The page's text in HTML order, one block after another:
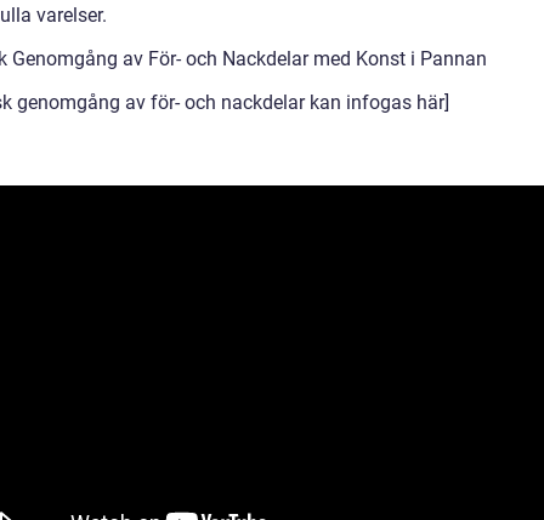
varelser.
Genomgång av För- och Nackdelar med Konst i Pannan
genomgång av för- och nackdelar kan infogas här]